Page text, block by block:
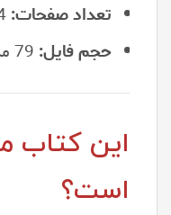
تعداد صفحات:
حجم فایل:
این کتاب
است؟